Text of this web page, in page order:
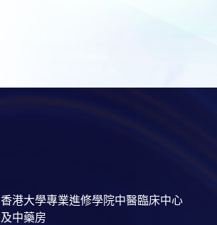
香港大學專業進修學院中醫臨床中心
及中藥房